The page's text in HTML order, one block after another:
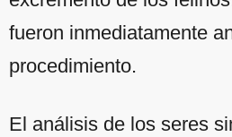
fueron inmediatamente
procedimiento.
El análisis de los seres